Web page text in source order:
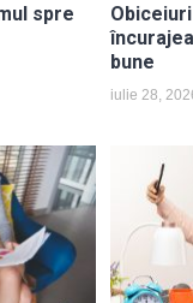
spre
bune
iulie 28,